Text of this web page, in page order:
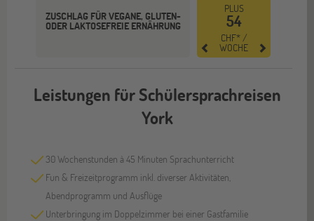
ZUSCHLAG FÜR VEGANE, GLUTEN-
ODER LAKTOSEFREIE ERNÄHRUNG
PLUS
54
CHF* /
WOCHE
Leistungen für Schülersprachreisen
York
30 Wochenstunden à 45 Minuten Sprachunterricht
Fun & Freizeitprogramm inkl. diverser Aktivitäten,
Abendprogramm und Ausflüge
Unterbringung im Doppelzimmer bei einer Gastfamilie